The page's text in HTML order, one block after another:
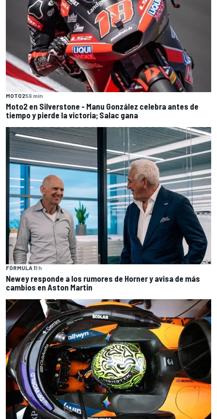
MOTO259 min
Moto2 en Silverstone - Manu González celebra antes de
tiempo y pierde la victoria; Salac gana
FÓRMULA 11 h
Newey responde a los rumores de Horner y avisa de más
cambios en Aston Martin